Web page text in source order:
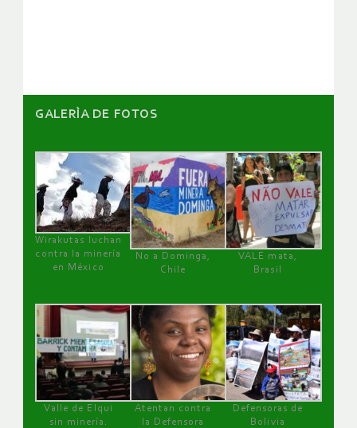
GALERÌA DE FOTOS
Wirakutas luchan
contra la minería
en México
No a Dominga,
Chile
VALE mata,
Brasil
Valle de Elqui
sin minería.
Atentan contra
la Defensora
Defensoras de
Bolivia